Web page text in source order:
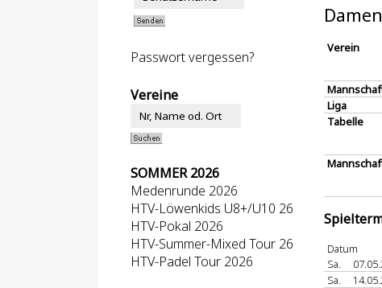
Passwort vergessen?
Vereine
SOMMER 2026
Medenrunde 2026
HTV-Löwenkids U8+/U10 26
HTV-Pokal 2026
HTV-Summer-Mixed Tour 26
HTV-Padel Tour 2026
Verein
Liga
Tabelle
Datum
Sa.
Sa.